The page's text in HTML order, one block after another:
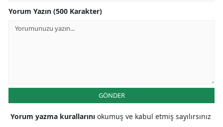
Yorum Yazın (500 Karakter)
GÖNDER
Yorum yazma kurallarını okumuş ve kabul etmiş sayılırsınız